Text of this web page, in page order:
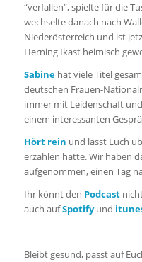
“verfallen”, spielte für die
wechselte danach nach
Niederösterreich und ist
Herning Ikast heimisch
Sabinehat viele Titel
deutschen Frauen-
immer mit Leidenschaft
einem interessanten
Hört rein und lasst Euch
erzählen hatte. Wir haben
aufgenommen, einen Tag
Ihr könnt den Podcast
auch aufSpotifyund
Bleibt gesund, passt auf